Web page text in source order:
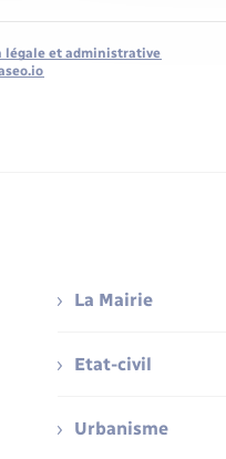
légale et administrative
La Mairie
Etat-civil
Urbanisme